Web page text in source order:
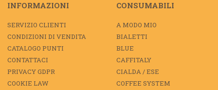
INFORMAZIONI
SERVIZIO CLIENTI
CONDIZIONI DI VENDITA
CATALOGO PUNTI
CONTATTACI
PRIVACY GDPR
COOKIE LAW
CONSUMABILI
A MODO MIO
BIALETTI
BLUE
CAFFITALY
CIALDA / ESE
COFFEE SYSTEM